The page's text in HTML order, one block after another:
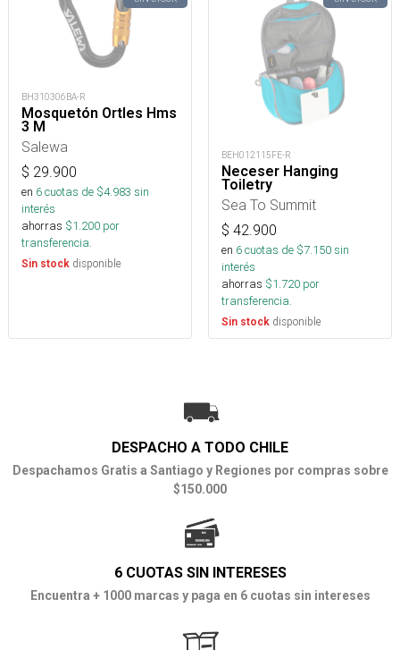
BH310306BA-R
Mosquetón Ortles Hms
3 M
Salewa
$ 29.900
en 6cuotas de $4.983 sin
interés
ahorras $1.200 por
transferencia.
Sin stock disponible
BEH012115FE-R
Neceser Hanging
Toiletry
Sea To Summit
$ 42.900
en 6cuotas de $7.150sin
interés
ahorras $1.720 por
transferencia.
Sin stock disponible
DESPACHO A TODO CHILE
Despachamos Gratis a Santiago y Regiones por compras sobre
$150.000
6 CUOTAS SIN INTERESES
Encuentra + 1000 marcas y paga en 6 cuotas sin intereses